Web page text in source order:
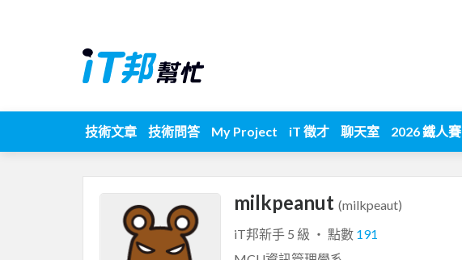
技術文章 技術問答 My Project iT 徵才 聊天室 2026 鐵人賽
milkpeanut (milkpeaut)
iT邦新手 5 級 ‧ 點數 191